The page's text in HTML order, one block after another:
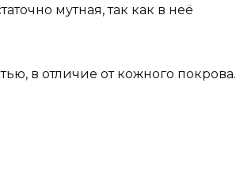
мутная, так как в неё
в отличие от кожного покрова.